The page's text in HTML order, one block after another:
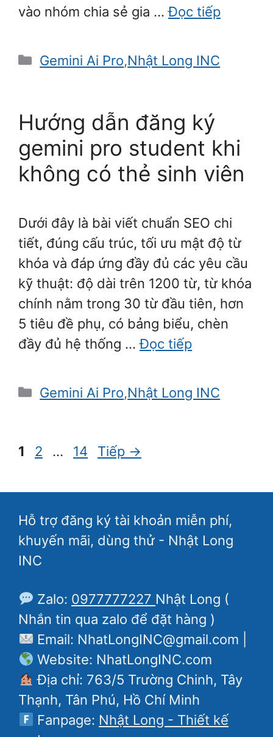
vào nhóm chia sẻ gia …Đọc tiếp
Danh
Gemini Ai Pro,Nhật Long INC
Hướng dẫn đăng ký
gemini pro student khi
không có thẻ sinh viên
Dưới đây là bài viết chuẩn SEO chi
tiết, đúng cấu trúc, tối ưu mật độ từ
khóa và đáp ứng đầy đủ các yêu cầu
kỹ thuật: độ dài trên 1200 từ, từ khóa
chính nằm trong 30 từ đầu tiên, hơn
5 tiêu đề phụ, có bảng biểu, chèn
đầy đủ hệ thống …Đọc tiếp
Danh
Gemini Ai Pro,Nhật Long INC
Trang
1 Trang
2 … Trang
14 Tiếp →
Hỗ trợ đăng ký tài khoản miễn phí,
khuyến mãi, dùng thử - Nhật Long
INC
Zalo: 0977777227 Nhật Long (
Nhắn tin qua zalo để đặt hàng )
Email: NhatLongINC@gmail.com |
Website: NhatLongINC.com
Địa chỉ: 763/5 Trường Chinh, Tây
Thạnh, Tân Phú, Hồ Chí Minh
Fanpage: Nhật Long - Thiết kế